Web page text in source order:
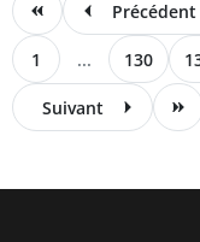
Précédent
1 ... 130
Suivant